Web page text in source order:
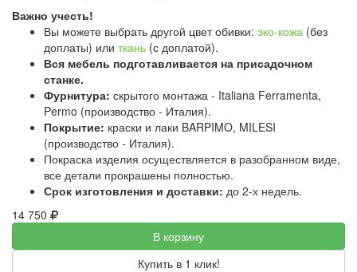
Важно учесть!
Вы можете выбрать другой цвет обивки: эко-кожа (без
доплаты) или ткань (с доплатой).
Вся мебель подготавливается на присадочном
станке.
Фурнитура: скрытого монтажа - Italiana Ferramenta,
Permo (производство - Италия).
Покрытие: краски и лаки BARPIMO, MILESI
(производство - Италия).
Покраска изделия осуществляется в разобранном виде,
все детали прокрашены полностью.
Срок изготовления и доставки: до 2-х недель.
14 750
В корзину
Купить в 1 клик!